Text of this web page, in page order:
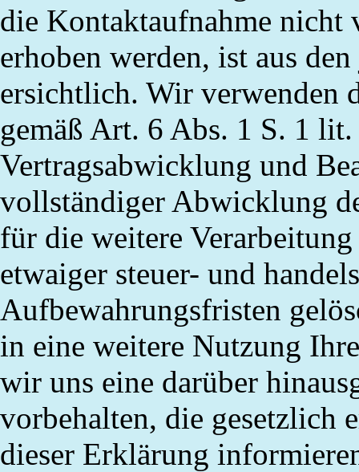
die Kontaktaufnahme nicht
erhoben werden, ist aus
ersichtlich. Wir verwenden
gemäß Art. 6 Abs. 1 S. 1 lit
Vertragsabwicklung und
vollständiger Abwicklung
für die weitere
etwaiger steuer- und
Aufbewahrungsfristen
in eine weitere Nutzung
wir uns eine darüber
vorbehalten, die gesetzlich
dieser Erklärung